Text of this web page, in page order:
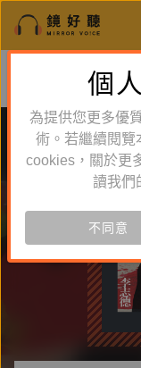
鏡好聽
體驗全面
個
為提供您更多優
術。若繼續閱覽
cookies，關於更
讀我們
不同意